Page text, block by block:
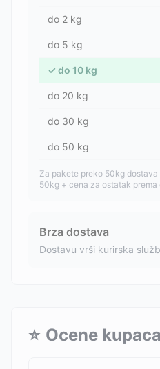
do 2 kg
do 5 kg
✓ do 10 kg
do 20 kg
do 30 kg
do 50 kg
Za pakete preko 50kg
50kg + cena za ostatak prema
Brza dostava
Dostavu vrši kurirska
⭐ Ocene kupaca